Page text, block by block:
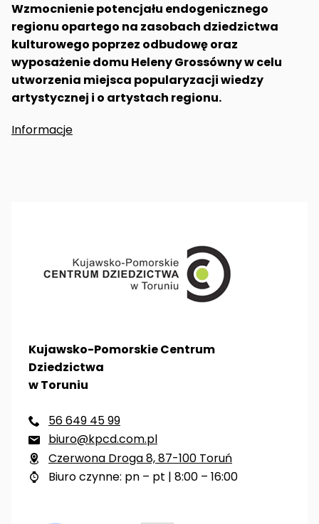
Wzmocnienie potencjału endogenicznego
regionu opartego na zasobach dziedzictwa
kulturowego poprzez odbudowę oraz
wyposażenie domu Heleny Grossówny w celu
utworzenia miejsca popularyzacji wiedzy
artystycznej i o artystach regionu.
Informacje
Kujawsko-Pomorskie Centrum
Dziedzictwa
w Toruniu
 56 649 45 99
 biuro@kpcd.com.pl
 Czerwona Droga 8, 87-100 Toruń
 Biuro czynne: pn – pt | 8:00 – 16:00